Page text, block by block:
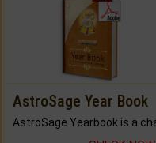
AstroSage Year Book